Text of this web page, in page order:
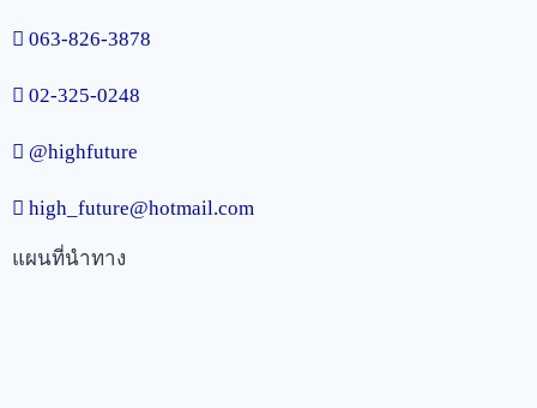
063-826-3878
02-325-0248
@highfuture
high_future@hotmail.com
แผนที่นำทาง